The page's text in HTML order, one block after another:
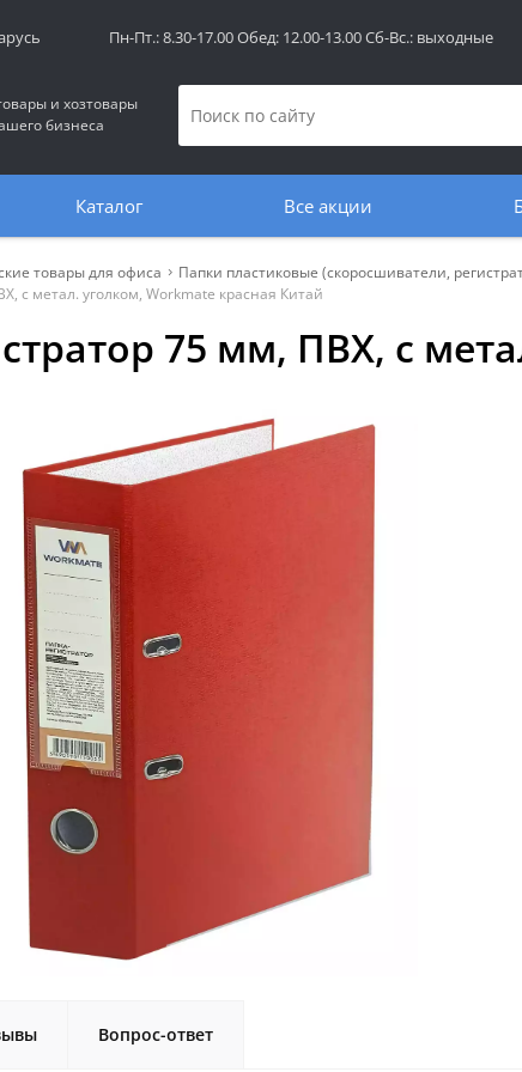
Пн-Пт.: 8.30-17.00 Обед: 12.00-13.00 Сб-Вс.: выходные
и хозтовары
бизнеса
Каталог Все акции
товары для офиса Папки пластиковые (скоросшиватели,
с метал. уголком, Workmate красная Китай
75 мм, ПВХ, с
Вопрос-ответ